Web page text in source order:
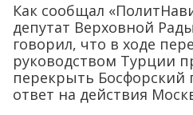
Как сообщал
депутат Верховной
говорил, что в ходе
руководством Турции
перекрыть Босфорский
ответ на действия